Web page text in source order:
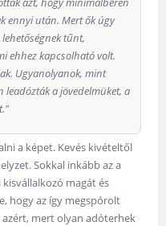
ennyi után. Mert ők úgy
tűnt,
ehhez kapcsolható volt.
Ugyanolyanok, mint
leadózták a jövedelmüket, a
a képet. Kevés kivételtől
Sokkal inkább az a
magát és
hogy az így megspórolt
mert olyan adóterhek